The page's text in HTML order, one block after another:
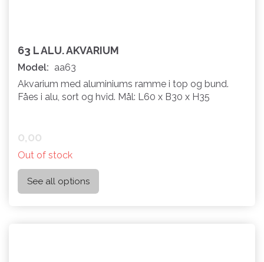
63 L ALU. AKVARIUM
Model: aa63
Akvarium med aluminiums ramme i top og bund.
Fåes i alu, sort og hvid. Mål: L60 x B30 x H35
0,00
Out of stock
See all options